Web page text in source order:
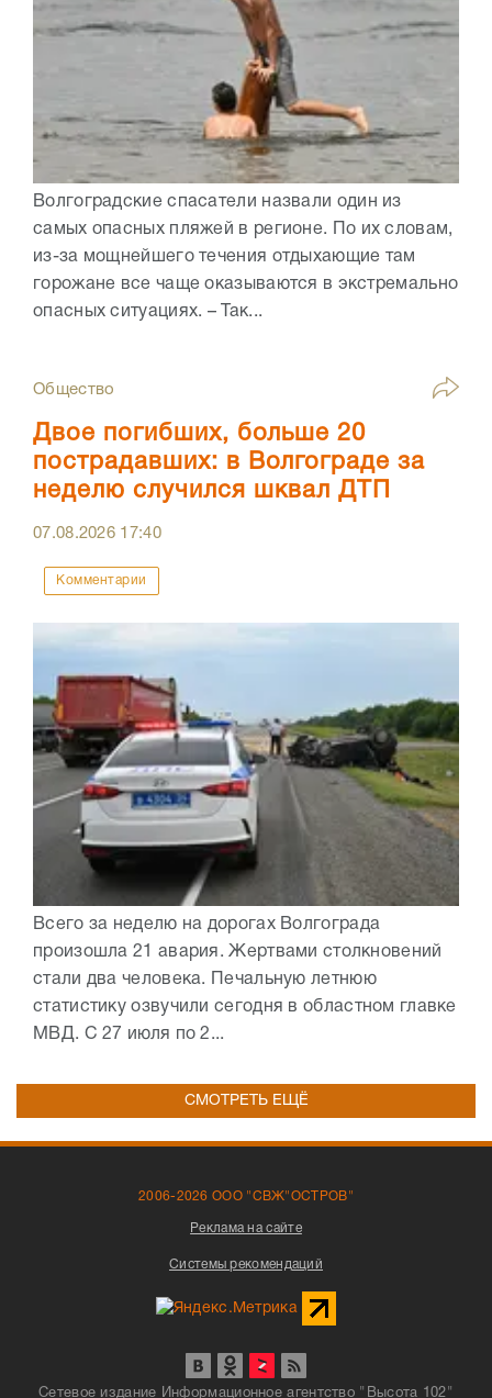
Волгоградские спасатели назвали один из
самых опасных пляжей в регионе. По их словам,
из-за мощнейшего течения отдыхающие там
горожане все чаще оказываются в экстремально
опасных ситуациях. – Так...
Общество
Двое погибших, больше 20
пострадавших: в Волгограде за
неделю случился шквал ДТП
07.08.2026 17:40
Комментарии
Всего за неделю на дорогах Волгограда
произошла 21 авария. Жертвами столкновений
стали два человека. Печальную летнюю
статистику озвучили сегодня в областном главке
МВД. С 27 июля по 2...
СМОТРЕТЬ ЕЩЁ
2006-2026 ООО "СВЖ"ОСТРОВ"
Реклама на сайте
Системы рекомендаций
Сетевое издание Информационное агентство "Высота 102"